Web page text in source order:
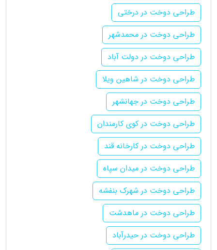
طراحی دوخت در درختی
طراحی دوخت در محمدشهر
طراحی دوخت در دولت آباد
طراحی دوخت در شاهین ویلا
طراحی دوخت در جهانشهر
طراحی دوخت در کوی کارمندان
طراحی دوخت در کارخانه قند
طراحی دوخت در میدان سپاه
طراحی دوخت در شهرک بنفشه
طراحی دوخت در ماهدشت
طراحی دوخت در حیدرآباد